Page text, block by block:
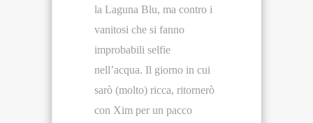
la Laguna Blu, ma contro i
vanitosi che si fanno
improbabili selfie
nell’acqua. Il giorno in cui
sarò (molto) ricca, ritornerò
con Xim per un pacco